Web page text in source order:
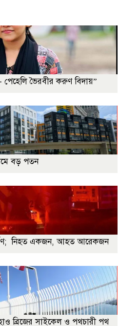
পেহেলি ভৈরবীর করুণ বিদায়”
বড় পতন
নিহত একজন, আহত আরেকজন
ব্রিজের সাইকেল ও পথচারী পথ